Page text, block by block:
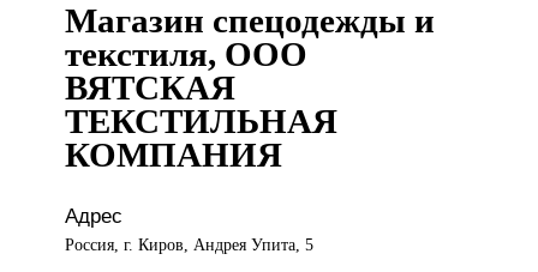
Магазин спецодежды и
текстиля, ООО
ВЯТСКАЯ
ТЕКСТИЛЬНАЯ
КОМПАНИЯ
Адрес
Россия, г. Киров, Андрея Упита, 5